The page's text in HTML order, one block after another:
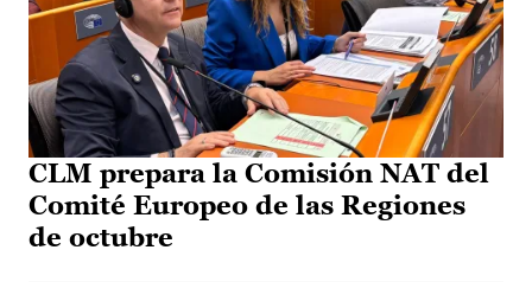
CLM prepara la Comisión NAT del
Comité Europeo de las Regiones
de octubre